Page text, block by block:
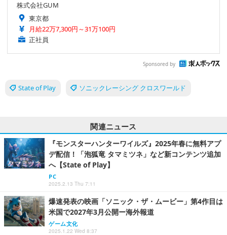
株式会社GUM
東京都
月給22万7,300円～31万100円
正社員
Sponsored by
State of Play ソニックレーシング クロスワールド
関連ニュース
『モンスターハンターワイルズ』2025年春に無料アプ
デ配信！「泡狐竜 タマミツネ」など新コンテンツ追加
へ【State of Play】
PC
2025.2.13 Thu 7:11
爆速発表の映画「ソニック・ザ・ムービー」第4作目は
米国で2027年3月公開ー海外報道
ゲーム文化
2025.1.22 Wed 8:37